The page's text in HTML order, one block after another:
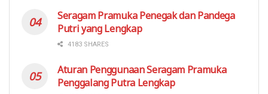
Seragam Pramuka Penegak dan Pandega
Putri yang Lengkap
4183 SHARES
Aturan Penggunaan Seragam Pramuka
Penggalang Putra Lengkap